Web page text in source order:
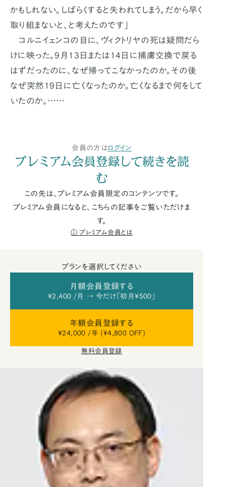
かもしれない。しばらくすると失われてしまう。だから早く
取り組まないと、と考えたのです」
コルニイェンコの目に、ヴィクトリヤの死は疑問だら
けに映った。9月13日または14日に捕虜交換で戻る
はずだったのに、なぜ帰ってこなかったのか。その後
なぜ突然19日に亡くなったのか。亡くなるまで何をして
いたのか。……
会員の方はログイン
プレミアム会員登録して続きを読
む
この先は、プレミアム会員限定のコンテンツです。
プレミアム会員になると、こちらの記事をご覧いただけま
す。
プレミアム会員とは
プランを選択してください
月額会員登録する
¥2,400 /月 → 今だけ「初月¥500」
年額会員登録する
¥24,000 /年 (¥4,800 OFF)
無料会員登録